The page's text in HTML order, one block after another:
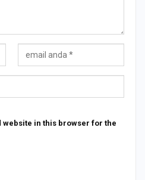
website in this browser for the